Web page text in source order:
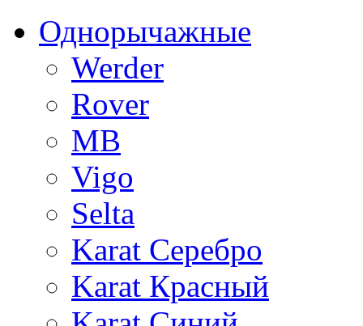
Однорычажные
Werder
Rover
MB
Vigo
Selta
Karat Серебро
Karat Красный